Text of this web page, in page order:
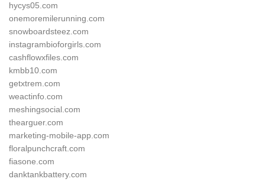
hycys05.com
onemoremilerunning.com
snowboardsteez.com
instagrambioforgirls.com
cashflowxfiles.com
kmbb10.com
getxtrem.com
weactinfo.com
meshingsocial.com
thearguer.com
marketing-mobile-app.com
floralpunchcraft.com
fiasone.com
danktankbattery.com